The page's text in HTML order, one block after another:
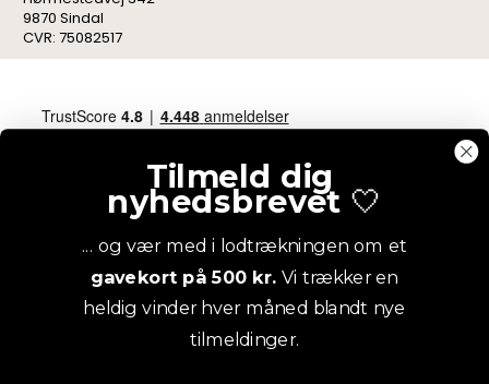
9870 Sindal
CVR: 75082517
Tilmeld dig
nyhedsbrevet 🤍
... og vær med i lodtrækningen om et
gavekort på 500 kr. Vi trækker en
heldig vinder hver måned blandt nye
tilmeldinger.